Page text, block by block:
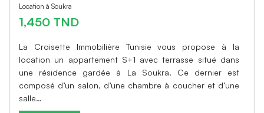
Location à Soukra
1,450 TND
La Croisette Immobilière Tunisie vous propose à la
location un appartement S+1 avec terrasse situé dans
une résidence gardée à La Soukra. Ce dernier est
composé d’un salon, d’une chambre à coucher et d’une
salle…